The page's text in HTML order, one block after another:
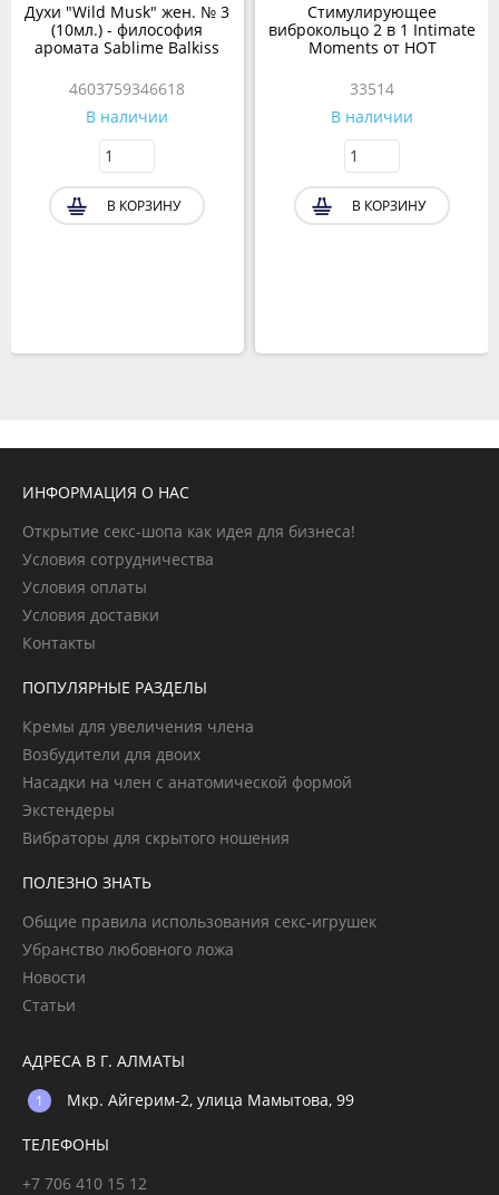
Духи "Wild Musk" жен. № 3
(10мл.) - философия
аромата Sablime Balkiss
4603759346618
В наличии
В КОРЗИНУ
Стимулирующее
виброкольцо 2 в 1 Intimate
Moments от HOT
33514
В наличии
В КОРЗИНУ
ИНФОРМАЦИЯ О НАС
Открытие секс-шопа как идея для бизнеса!
Условия сотрудничества
Условия оплаты
Условия доставки
Контакты
ПОПУЛЯРНЫЕ РАЗДЕЛЫ
Кремы для увеличения члена
Возбудители для двоих
Насадки на член с анатомической формой
Экстендеры
Вибраторы для скрытого ношения
ПОЛЕЗНО ЗНАТЬ
Общие правила использования секс-игрушек
Убранство любовного ложа
Новости
Статьи
АДРЕСА В Г. АЛМАТЫ
Мкр. Айгерим-2, улица Мамытова, 99
ТЕЛЕФОНЫ
+7 706 410 15 12